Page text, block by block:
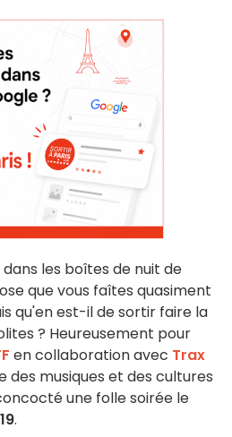
les boîtes de nuit de
que vous faîtes quasiment
qu'en est-il de sortir faire la
? Heureusement pour
en collaboration avec Trax
des musiques et des cultures
une folle soirée le
.